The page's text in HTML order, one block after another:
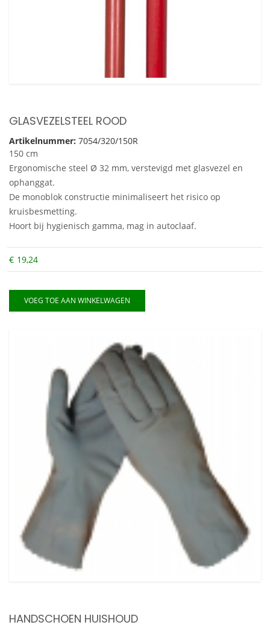
GLASVEZELSTEEL ROOD
Artikelnummer: 7054/320/150R
150 cm
Ergonomische steel Ø 32 mm, verstevigd met glasvezel en
ophanggat.
De monoblok constructie minimaliseert het risico op
kruisbesmetting.
Hoort bij hygienisch gamma, mag in autoclaaf.
€ 19,24
VOEG TOE AAN WINKELWAGEN
HANDSCHOEN HUISHOUD